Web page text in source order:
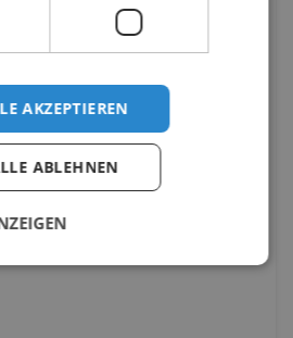
AKZEPTIEREN
ABLEHNEN